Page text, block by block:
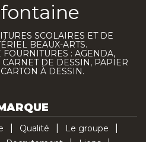
SCOLAIRES ET DE
BEAUX-ARTS.
: AGENDA,
DE DESSIN, PAPIER
À DESSIN.
Qualité
Le groupe